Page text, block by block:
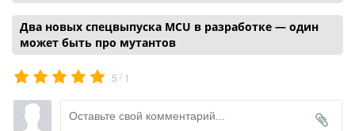
Два новых спецвыпуска MCU в разработке — один
может быть про мутантов
5 / 1